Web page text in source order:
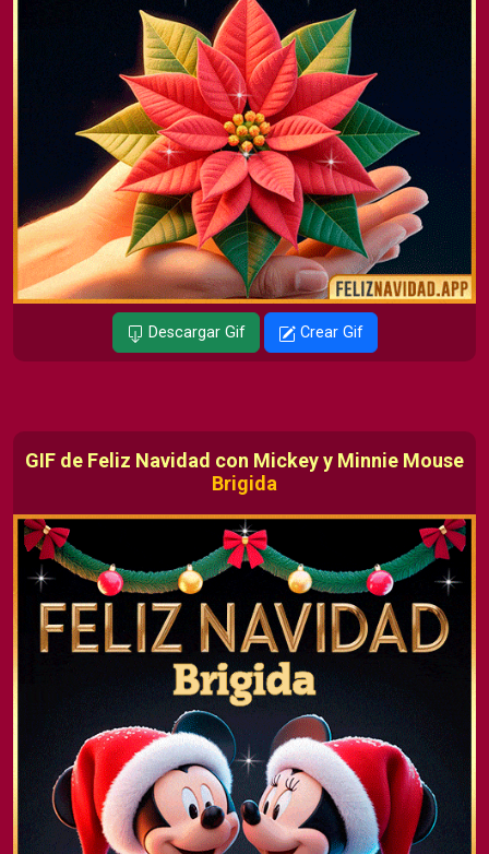
Descargar Gif Crear Gif
GIF de Feliz Navidad con Mickey y Minnie Mouse
Brigida